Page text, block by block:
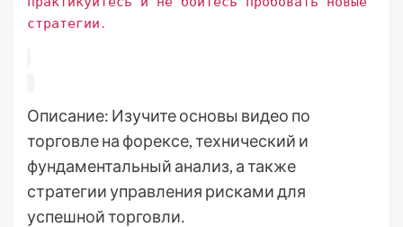
стратегии․
Описание: Изучите основы видео по
торговле на форексе, технический и
фундаментальный анализ, а также
стратегии управления рисками для
успешной торговли․